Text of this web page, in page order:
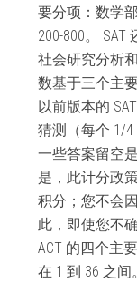
要分项：数学
200-800。
社会研究分析
数基于三个主
以前版本的
猜测（每个 1/
一些答案留空
是，此计分政
积分；您不会
此，即使您不
ACT 的四个主
在 1 到 36 之